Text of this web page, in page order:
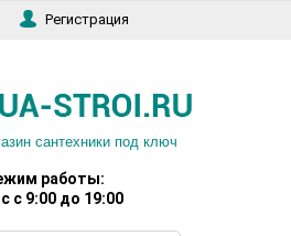
Регистрация
сантехники под ключ
работы:
с 9:00 до 19:00